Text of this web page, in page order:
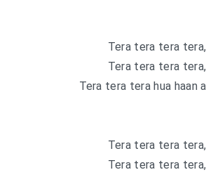
Tera tera tera tera,
Tera tera tera tera,
Tera tera tera hua haan
Tera tera tera tera,
Tera tera tera tera,